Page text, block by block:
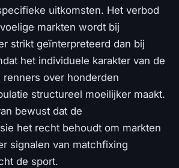
uitkomsten. Het verbod
markten wordt bij
strikt geïnterpreteerd dan bij
het individuele karakter van de
over honderden
structureel moeilijker maakt.
bewust dat de
het recht behoudt om markten
signalen van matchfixing
de sport.